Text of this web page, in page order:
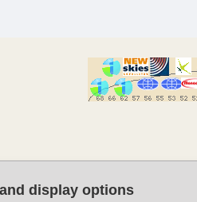
display options